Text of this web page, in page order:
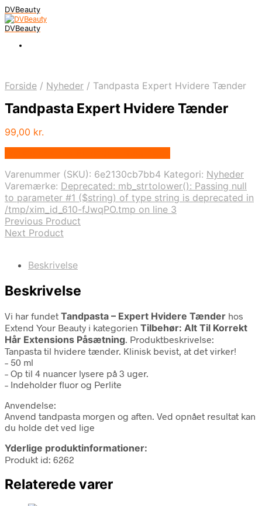
DVBeauty
DVBeauty
Forside / Nyheder / Tandpasta Expert Hvidere Tænder
Tandpasta Expert Hvidere Tænder
99,00 kr.
Varenummer (SKU): 6e2130cb7bb4 Kategori: Nyheder
Varemærke: Deprecated: mb_strtolower(): Passing null
to parameter #1 ($string) of type string is deprecated in
/tmp/xim_id_610-fJwqPO.tmp on line 3
Previous Product
Next Product
Beskrivelse
Beskrivelse
Vi har fundet Tandpasta – Expert Hvidere Tænder hos
Extend Your Beauty i kategorien Tilbehør: Alt Til Korrekt
Hår Extensions Påsætning. Produktbeskrivelse:
Tanpasta til hvidere tænder. Klinisk bevist, at det virker!
– 50 ml
– Op til 4 nuancer lysere på 3 uger.
– Indeholder fluor og Perlite
Anvendelse:
Anvend tandpasta morgen og aften. Ved opnået resultat kan
du holde det ved lige
Yderlige produktinformationer:
Produkt id: 6262
Relaterede varer